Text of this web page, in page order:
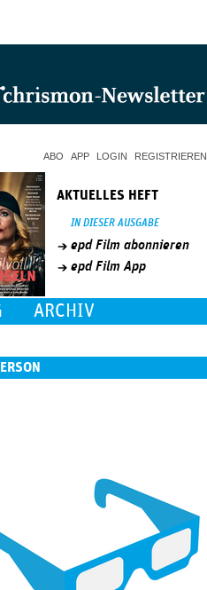
ABO APP LOGIN REGISTRIEREN
AKTUELLES HEFT
IN DIESER AUSGABE
epd Film abonnieren
epd Film App
ARCHIV